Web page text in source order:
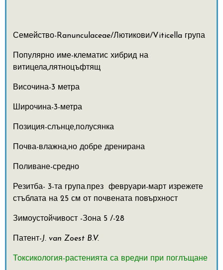
Семейство-Ranunculaceae/Лютикови/Viticella група
Популярно име-клематис хибрид на
витицела,лятноцъфтящ
Височина-3 метра
Широчина-3-метра
Позиция-слънце,полусянка
Почва-влажна,но добре дренирана
Поливане-средно
Резитба- 3-та група.през февруари-март изрежете
стъблата на 25 см от почвената повърхност
Зимоустойчивост -Зона 5 /-28
Патент-J. van Zoest B.V.
Токсикология-растенията са вредни при поглъщане